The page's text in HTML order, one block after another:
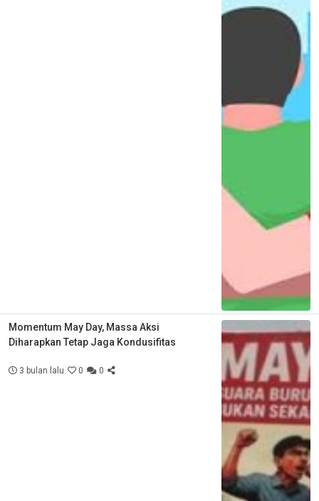
Momentum May Day, Massa Aksi
Diharapkan Tetap Jaga Kondusifitas
3 bulan lalu 0 0